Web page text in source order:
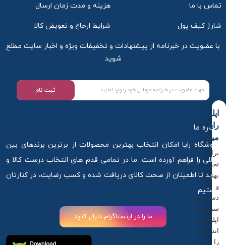
تماس با ما هزینه و مدت زمان ارسال
شارژ کیف پول شرایط ارجاع و تعویض کالا
با عضویت در خبرنامه از پیشنهادات و تخفیفات ویژه و اخبار سایت مطلع
شوید
ثبت نام
درباره ما
فروشگاه رایا امکان انتخاب بهترین محصولات از برترین برندهای بین
المللی را فراهم آورده است. ما در تمامی قدم های انتخاب درست کالا و
خرید تا اطمینان از صحت کالای دریافت شده و کسب رضایت، در کنارتان
هستیم.
ما را در اینستاگرام دنبال کنید
اپلیکیشن
رایا
میکاپ
برای
تجربه
بهتر
و
دسترسی
سریع‌تر،
اپلیکیشن
اندروید
را